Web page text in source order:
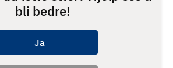
bli bedre!